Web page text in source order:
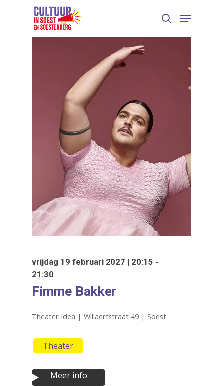
vrijdag 19 februari 2027 | 20:15 -
21:30
Fimme Bakker
Theater Idea | Willaertstraat 49 | Soest
Theater
Meer info